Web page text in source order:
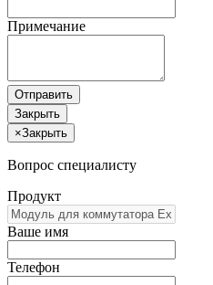
Примечание
Отправить
Закрыть
×Закрыть
Вопрос специалисту
Продукт
Ваше имя
Телефон